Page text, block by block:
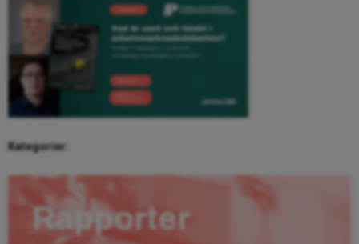
Kategorier:
Rapporter